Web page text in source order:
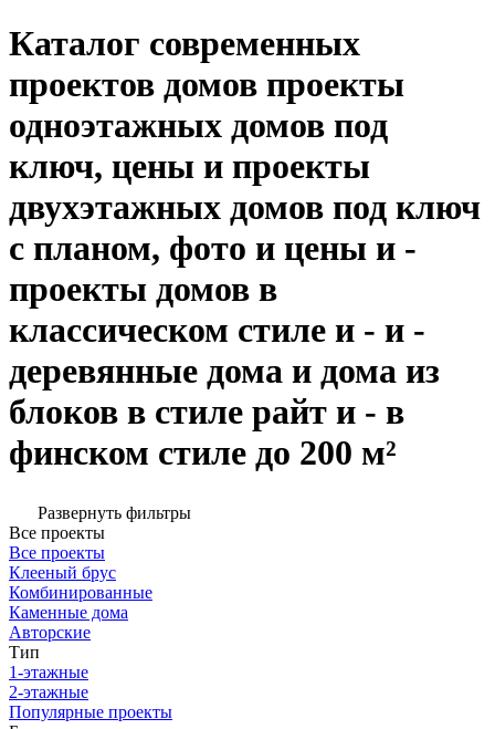
Каталог современных
проектов домов проекты
одноэтажных домов под
ключ, цены и проекты
двухэтажных домов под ключ
с планом, фото и цены и -
проекты домов в
классическом стиле и - и -
деревянные дома и дома из
блоков в стиле райт и - в
финском стиле до 200 м²
Развернуть фильтры
Все проекты
Все проекты
Клееный брус
Комбинированные
Каменные дома
Авторские
Тип
1-этажные
2-этажные
Популярные проекты